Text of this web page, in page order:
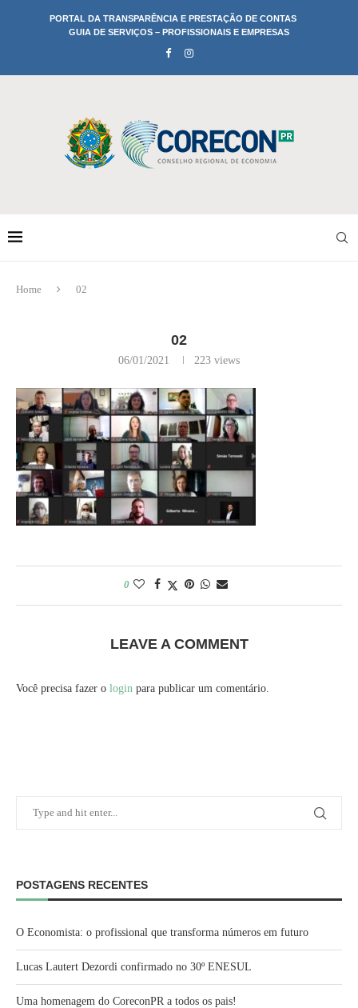
PORTAL DA TRANSPARÊNCIA E PRESTAÇÃO DE CONTAS
GUIA DE SERVIÇOS – PROFISSIONAIS E EMPRESAS
Home 02
02
06/01/2021 223 views
0
LEAVE A COMMENT
Você precisa fazer o login para publicar um comentário.
POSTAGENS RECENTES
O Economista: o profissional que transforma números em futuro
Lucas Lautert Dezordi confirmado no 30º ENESUL
Uma homenagem do CoreconPR a todos os pais!